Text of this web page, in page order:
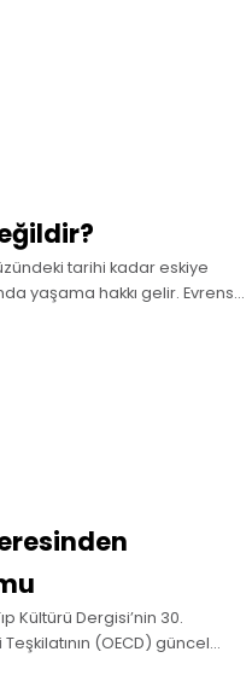
uğradığı bir COVID-19
tarihi kadar eskiye
yaşama hakkı gelir. Evrensel
bulan ve ardından birçok
Kültürü Dergisi’nin 30.
(OECD) güncel
bir yazım